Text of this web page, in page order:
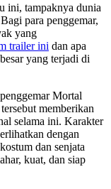
ini, tampaknya dunia
para penggemar,
yang
trailer ini dan apa
yang terjadi di
Mortal
memberikan
selama ini. Karakter
dengan
dan senjata
kuat, dan siap